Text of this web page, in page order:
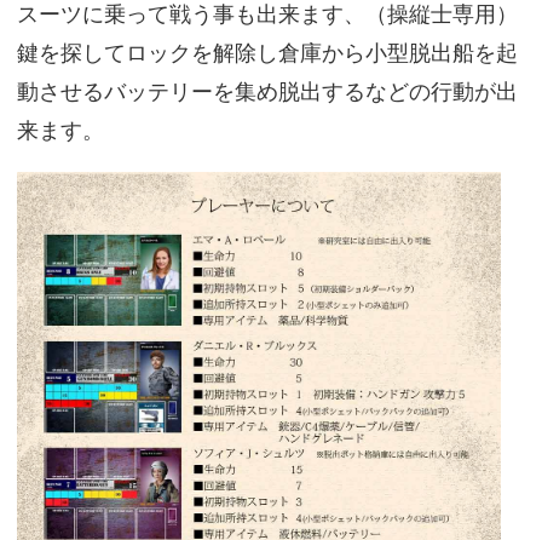
スーツに乗って戦う事も出来ます、（操縦士専用）
鍵を探してロックを解除し倉庫から小型脱出船を起
動させるバッテリーを集め脱出するなどの行動が出
来ます。